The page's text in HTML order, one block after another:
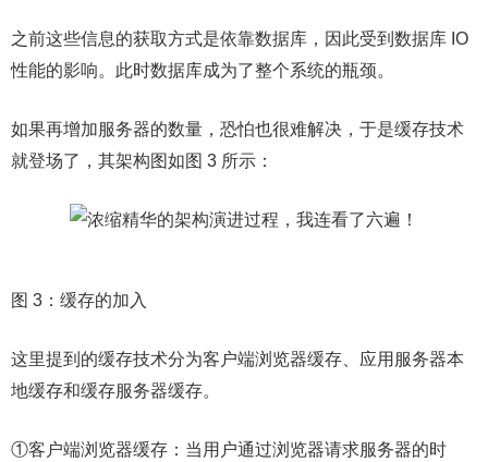
之前这些信息的获取方式是依靠数据库，因此受到数据库 IO
性能的影响。此时数据库成为了整个系统的瓶颈。
如果再增加服务器的数量，恐怕也很难解决，于是缓存技术
就登场了，其架构图如图 3 所示：
图 3：缓存的加入
这里提到的缓存技术分为客户端浏览器缓存、应用服务器本
地缓存和缓存服务器缓存。
①客户端浏览器缓存：当用户通过浏览器请求服务器的时